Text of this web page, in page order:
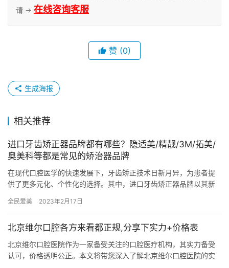
请 → 在线咨询客服
赞 (0)
生成海报
相关推荐
进口牙齿矫正器品牌都有哪些？隐适美/精靓/3M/拓美/
奥美科等都是常见的矫治器品牌
在现代口腔医学的快速发展下，牙齿矫正技术日新月异，为患者提
供了更多元化、个性化的选择。其中，进口牙齿矫正器品牌以其新
认可。…
全民爱美 2023年2月17日
北京维尔口腔各方来看都正规,分享下实力+价格表
北京维尔口腔医院作为一家备受关注的口腔医疗机构，其实力备受
认可，价格透明公正。本文将带您深入了解北京维尔口腔医院的实